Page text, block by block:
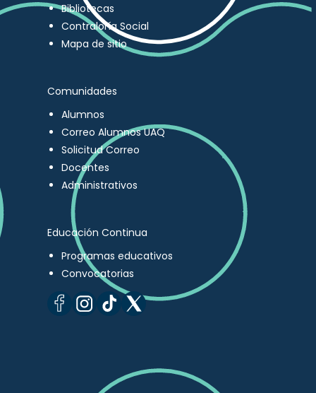
Bibliotecas
Contraloría Social
Mapa de sitio
Comunidades
Alumnos
Correo Alumnos UAQ
Solicitud Correo
Docentes
Administrativos
Educación Continua
Programas educativos
Convocatorias